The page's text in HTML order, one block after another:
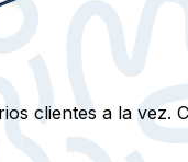
clientes a la vez.